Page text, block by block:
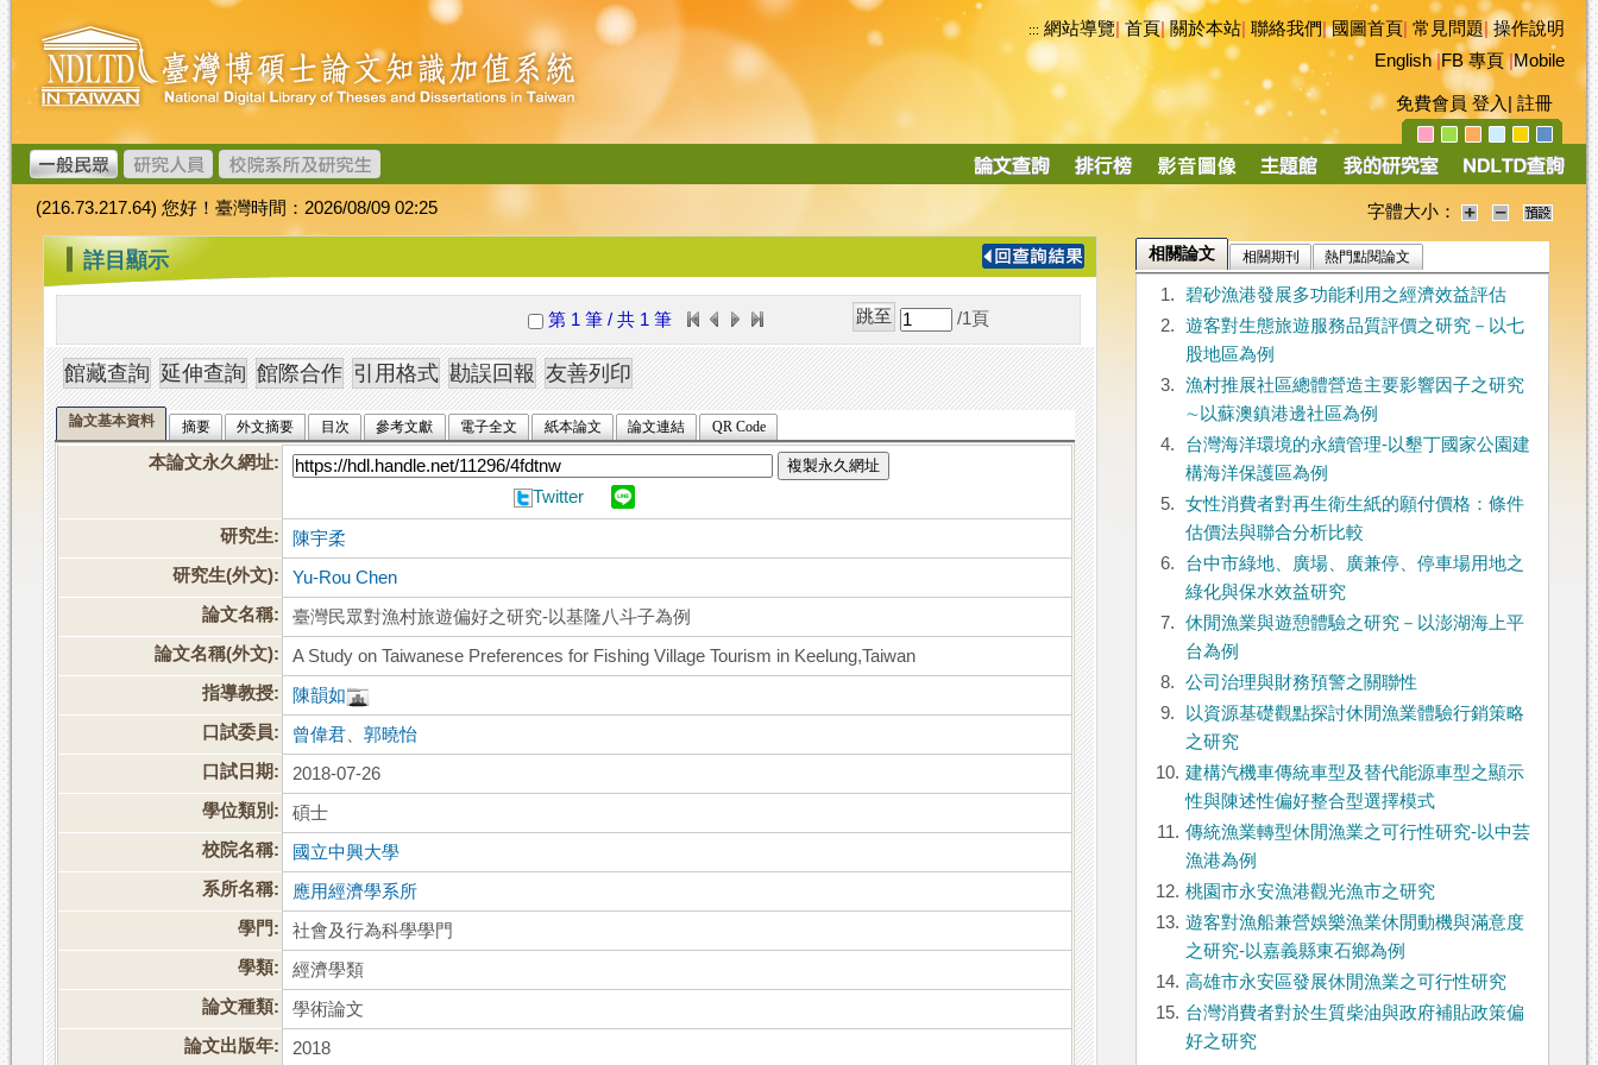
跳
到
主
要
內
容
臺
灣
博
碩
士
論
文
加
值
系
統
::: 網站導覽|首頁|關於本站 聯絡我們|國圖首頁 常見問題|操作說明
English|FB 專頁|Mobile
免費會員 登入 註冊
導
(216.73.217.64) 您好！臺灣時間：2026/08/09 02:25 字體大小：
::: 詳目顯示
第 1 筆 / 共 1 筆 /1 頁
論文基本資料 摘要 外文摘要 目次 參考文獻 電子全文 紙本論文 論文連結 QR Code
本論文永久網址: 複製永久網址
Twitter
研究生:
陳宇柔
研究生(外文):
Yu-Rou Chen
論文名稱:
臺灣民眾對漁村旅遊偏好之研究-以基隆八斗子為例
論文名稱(外文):
A Study on Taiwanese Preferences for Fishing Village Tourism in Keelung,Taiwan
指導教授:
陳韻如
口試委員:
曾偉君 、郭曉怡
口試日期:
2018-07-26
學位類別:
碩士
校院名稱:
國立中興大學
系所名稱:
應用經濟學系所
學門:
社會及行為科學學門
學類:
經濟學類
論文種類:
學術論文
論文出版年:
2018
相關論文 相關期刊 熱門點閱論文
1.
碧砂漁港發展多功能利用之經濟效益評估
2.
遊客對生態旅遊服務品質評價之研究－以七
股地區為例
3.
漁村推展社區總體營造主要影響因子之研究
∼以蘇澳鎮港邊社區為例
4.
台灣海洋環境的永續管理-以墾丁國家公園建
構海洋保護區為例
5.
女性消費者對再生衛生紙的願付價格：條件
估價法與聯合分析比較
6.
台中市綠地、廣場、廣兼停、停車場用地之
綠化與保水效益研究
7.
休閒漁業與遊憩體驗之研究－以澎湖海上平
台為例
8.
公司治理與財務預警之關聯性
9.
以資源基礎觀點探討休閒漁業體驗行銷策略
之研究
10. 建構汽機車傳統車型及替代能源車型之顯示
性與陳述性偏好整合型選擇模式
11. 傳統漁業轉型休閒漁業之可行性研究-以中芸
漁港為例
12. 桃園市永安漁港觀光漁市之研究
13. 遊客對漁船兼營娛樂漁業休閒動機與滿意度
之研究-以嘉義縣東石鄉為例
14. 高雄市永安區發展休閒漁業之可行性研究
15. 台灣消費者對於生質柴油與政府補貼政策偏
好之研究